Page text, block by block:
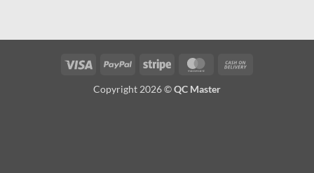
Visa PayPal Stripe MasterCard
Copyright 2026 ©QC Master